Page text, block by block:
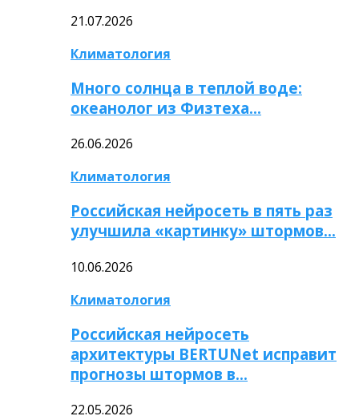
21.07.2026
Климатология
Много солнца в теплой воде:
океанолог из Физтеха…
26.06.2026
Климатология
Российская нейросеть в пять раз
улучшила «картинку» штормов…
10.06.2026
Климатология
Российская нейросеть
архитектуры BERTUNet исправит
прогнозы штормов в…
22.05.2026